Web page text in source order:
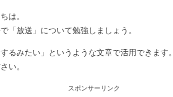
は。
「放送」について勉強しましょう。
するみたい」というような文章で活用できます。
い。
スポンサーリンク